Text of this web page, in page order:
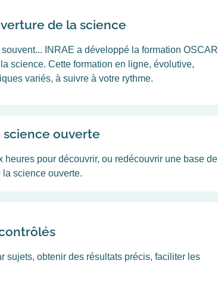
de la science
INRAE a développé la formation OSCAR
science. Cette formation en ligne, évolutive,
variés, à suivre à votre rythme.
science ouverte
pour découvrir, ou redécouvrir une base de
science ouverte.
sujets, obtenir des résultats précis, faciliter les